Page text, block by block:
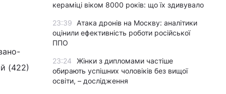
(422)
кераміці віком 8000 років: що їх здивувало
23:39
Атака дронів на Москву: аналітики
оцінили ефективність роботи російської
ППО
23:24
Жінки з дипломами частіше
обирають успішних чоловіків без вищої
освіти, – дослідження